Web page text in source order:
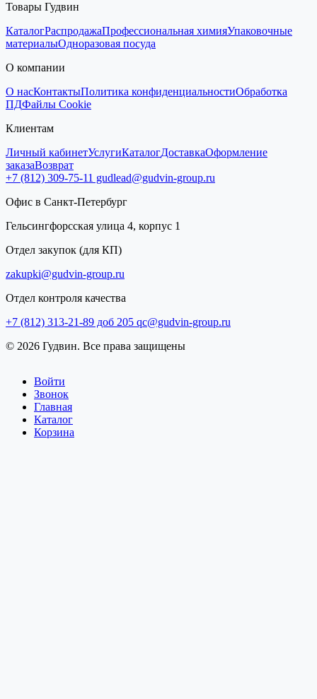
Товары Гудвин
КаталогРаспродажаПрофессиональная химияУпаковочные
материалыОдноразовая посуда
О компании
О насКонтактыПолитика конфиденциальностиОбработка
ПДФайлы Cookie
Клиентам
Личный кабинетУслугиКаталогДоставкаОформление
заказаВозврат
+7 (812) 309-75-11 gudlead@gudvin-group.ru
Офис в Санкт-Петербург
Гельсингфорсская улица 4, корпус 1
Отдел закупок (для КП)
zakupki@gudvin-group.ru
Отдел контроля качества
+7 (812) 313-21-89 доб 205 qc@gudvin-group.ru
© 2026 Гудвин. Все права защищены
Войти
Звонок
Главная
Каталог
Корзина